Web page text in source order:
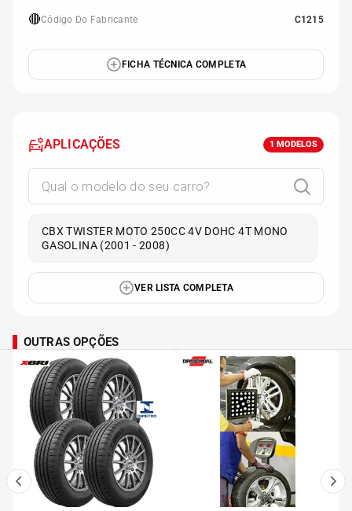
🔴Código Do Fabricante C1215
FICHA TÉCNICA COMPLETA
APLICAÇÕES 1 MODELOS
CBX TWISTER MOTO 250CC 4V DOHC 4T MONO
GASOLINA (2001 - 2008)
VER LISTA COMPLETA
OUTRAS OPÇÕES